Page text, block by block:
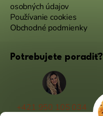
osobných údajov
Používanie cookies
Obchodné podmienky
Potrebujete poradiť?
+421 950 105 034